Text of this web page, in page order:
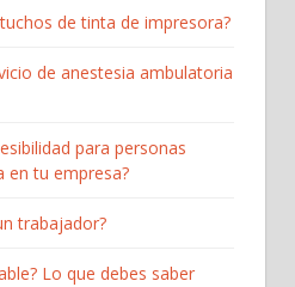
de tinta de impresora?
de anestesia ambulatoria
para personas
en tu empresa?
trabajador?
Lo que debes saber